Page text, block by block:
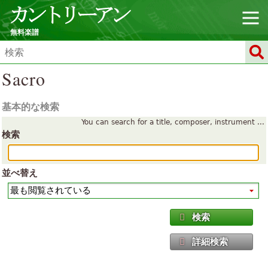
無料楽譜
Sacro
基本的な検索
You can search for a title, composer, instrument ...
検索
並べ替え
検索
詳細検索